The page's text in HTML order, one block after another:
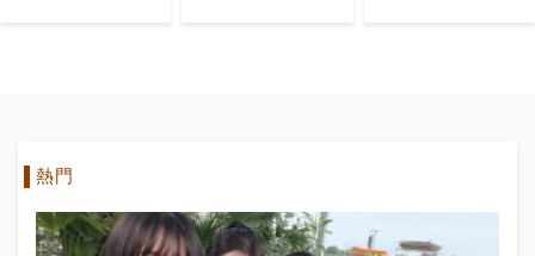
熱門